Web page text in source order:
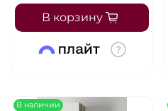
В корзину
В наличии